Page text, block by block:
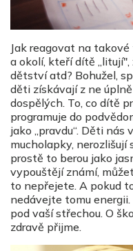
Jak reagovat na
a okolí, kteří dítě „litují",
dětství atd? Bohužel,
děti získávají z ne
dospělých. To, co dítě
programuje do
jako „pravdu“. Děti nás
mucholapky, nerozlišují
prostě to berou jako
vypouštějí známí,
to nepřejete. A pokud
nedávejte tomu
pod vaší střechou. O
zdravě přijme.